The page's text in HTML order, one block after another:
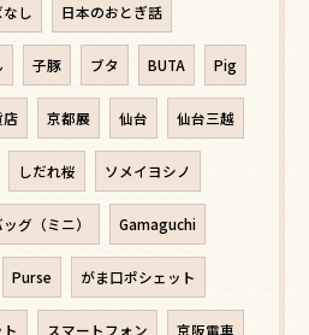
し 日本のおとぎ話
子豚 ブタ BUTA Pig
店 京都展 仙台 仙台三越
しだれ桜 ソメイヨシノ
グ（ミニ） Gamaguchi
Purse がま口ポシェット
スマートフォン 京阪電車